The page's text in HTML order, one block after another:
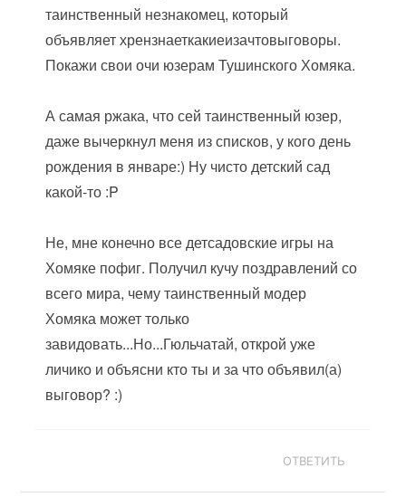
таинственный незнакомец, который
объявляет хрензнаеткакиеизачтовыговоры.
Покажи свои очи юзерам Тушинского Хомяка.
А самая ржака, что сей таинственный юзер,
даже вычеркнул меня из списков, у кого день
рождения в январе:) Ну чисто детский сад
какой-то :P
Не, мне конечно все детсадовские игры на
Хомяке пофиг. Получил кучу поздравлений со
всего мира, чему таинственный модер
Хомяка может только
завидовать...Но...Гюльчатай, открой уже
личико и объясни кто ты и за что объявил(а)
выговор? :)
ОТВЕТИТЬ